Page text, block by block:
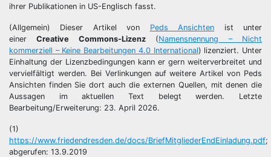
ihrer Publikationen in US-Englisch fasst.
(Allgemein) Dieser Artikel von Peds Ansichten ist unter
einerCreative Commons-Lizenz(Namensnennung – Nicht
kommerziell – Keine Bearbeitungen 4.0 International) lizenziert. Unter
Einhaltung der Lizenzbedingungen kann er gern weiterverbreitet und
vervielfältigt werden. Bei Verlinkungen auf weitere Artikel von Peds
Ansichten finden Sie dort auch die externen Quellen, mit denen die
Aussagen im aktuellen Text belegt werden. Letzte
Bearbeitung/Erweiterung: 23. April 2026.
(1)
https://www.friedendresden.de/docs/BriefMitgliederEndEinladung.pdf;
abgerufen: 13.9.2019